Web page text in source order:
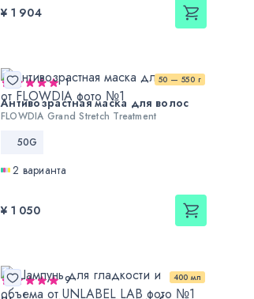
¥ 1 904
50 — 550 г
1
Антивозрастная маска для волос
FLOWDIA Grand Stretch Treatment
50G
2 варианта
¥ 1 050
400 мл
9